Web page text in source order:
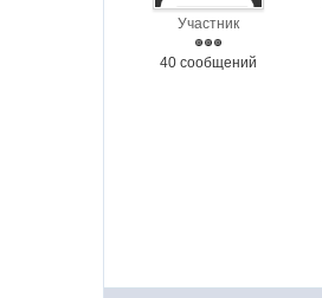
Участник
40 сообщений